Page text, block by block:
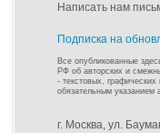
Написать нам
Подписка на
Все опубликованные
РФ об авторских и
- текстовых,
обязательным указанием
г. Москва, ул.